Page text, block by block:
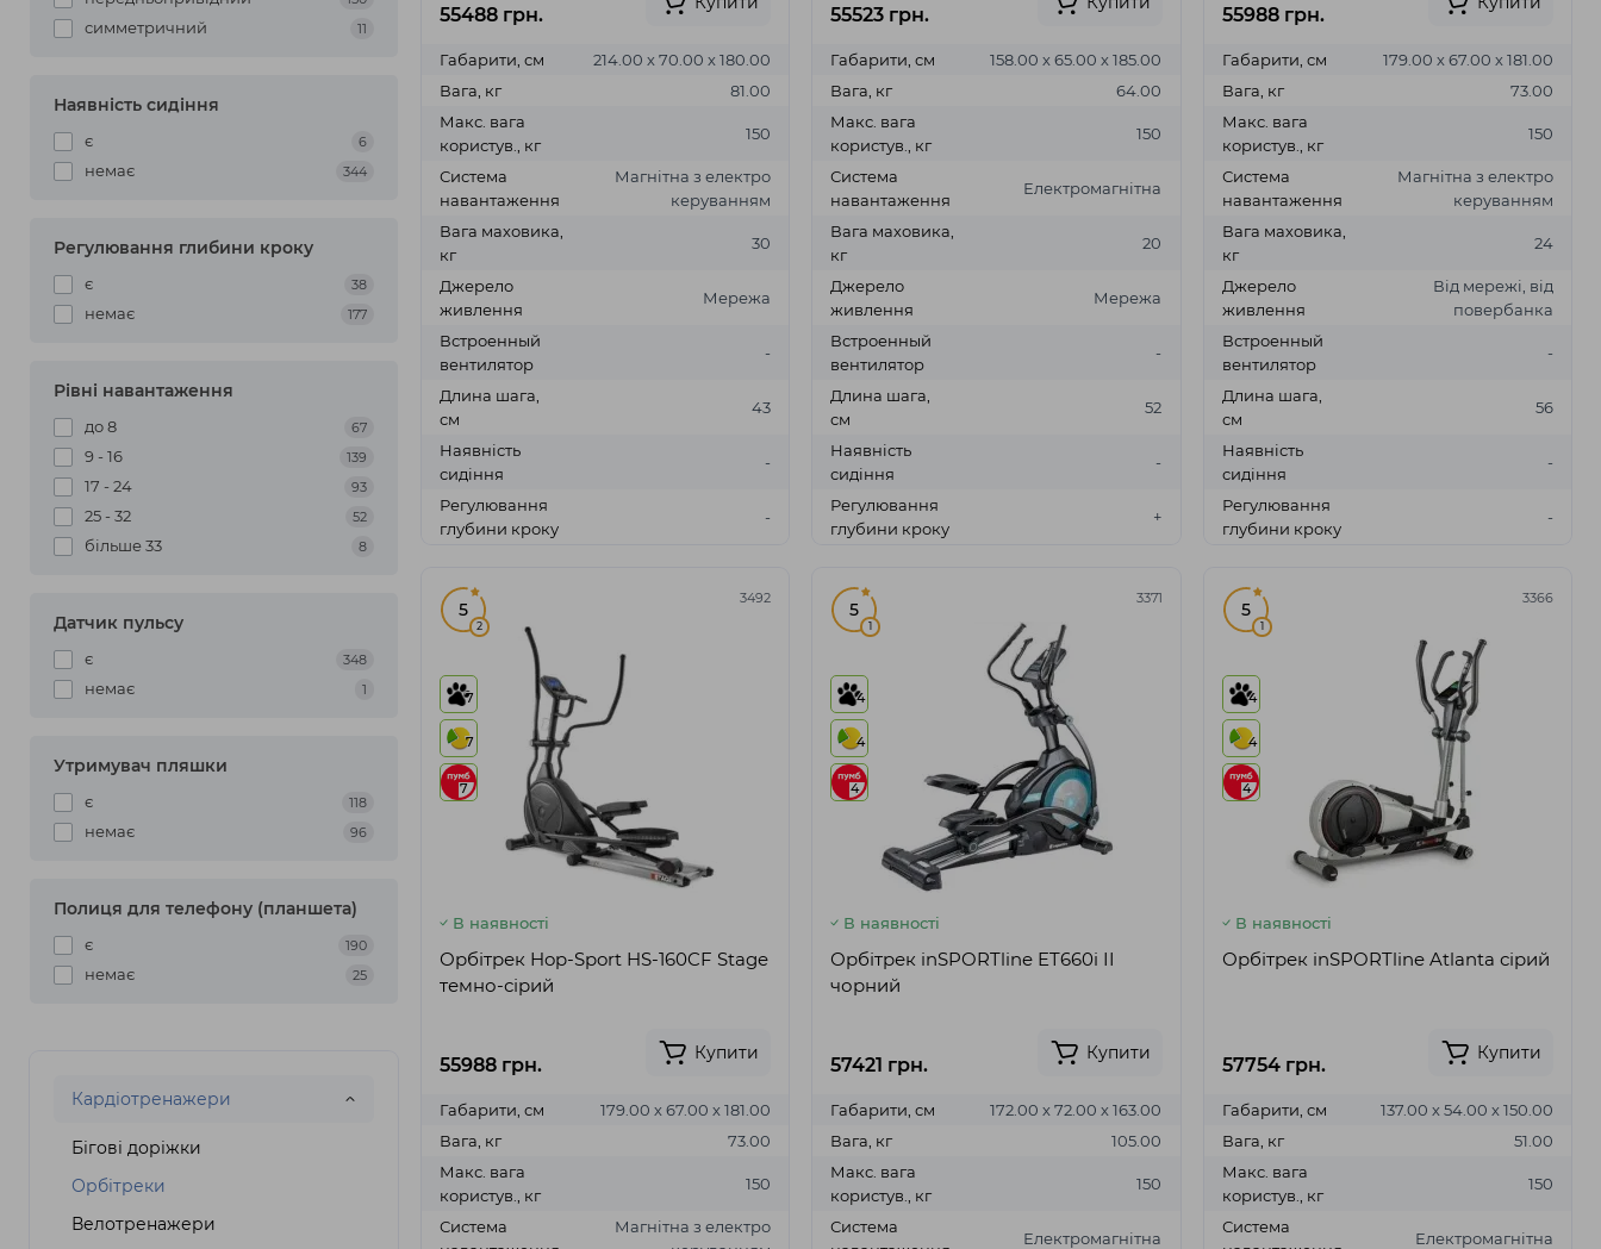
симметричний 11
Наявність сидіння
є 6
немає 344
Регулювання глибини кроку
є 38
немає 177
Рівні навантаження
до 8 67
9 - 16 139
17 - 24 93
25 - 32 52
більше 33 8
Датчик пульсу
є 348
немає 1
Утримувач пляшки
є 118
немає 96
Полиця для телефону (планшета)
є 190
немає 25
Кардіотренажери
Бігові доріжки
Орбітреки
Велотренажери
55488 грн.
Габарити, см
214.00 х 70.00 х 180.00
Вага, кг
81.00
Макс. вага
користув., кг
150
Система
навантаження
Магнітна з електро
керуванням
Вага маховика,
кг
30
Джерело
живлення
Мережа
Встроенный
вентилятор
-
Длина шага,
см
43
Наявність
сидіння
-
Регулювання
глубини кроку
-
55523 грн.
Габарити, см
158.00 х 65.00 х 185.00
Вага, кг
64.00
Макс. вага
користув., кг
150
Система
навантаження
Електромагнітна
Вага маховика,
кг
20
Джерело
живлення
Мережа
Встроенный
вентилятор
-
Длина шага,
см
52
Наявність
сидіння
-
Регулювання
глубини кроку
+
55988 грн.
Габарити, см
179.00 х 67.00 х 181.00
Вага, кг
73.00
Макс. вага
користув., кг
150
Система
навантаження
Магнітна з електро
керуванням
Вага маховика,
кг
24
Джерело
живлення
Від мережі, від
повербанка
Встроенный
вентилятор
-
Длина шага,
см
56
Наявність
сидіння
-
Регулювання
глубини кроку
-
3492
5
2
7
7
7
В наявності
Орбітрек Hop-Sport HS-160CF Stage
темно-сірий
55988 грн.
Купити
Габарити, см
179.00 х 67.00 х 181.00
Вага, кг
73.00
Макс. вага
користув., кг
150
Система
Магнітна з електро
3371
5
1
4
4
4
В наявності
Орбітрек inSPORTline ET660i II
чорний
57421 грн.
Купити
Габарити, см
172.00 х 72.00 х 163.00
Вага, кг
105.00
Макс. вага
користув., кг
150
Система
Електромагнітна
3366
5
1
4
4
4
В наявності
Орбітрек inSPORTline Atlanta сірий
57754 грн.
Купити
Габарити, см
137.00 х 54.00 х 150.00
Вага, кг
51.00
Макс. вага
користув., кг
150
Система
Електромагнітна